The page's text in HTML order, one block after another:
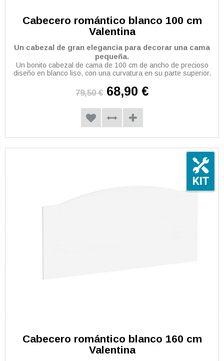
Cabecero romántico blanco 100 cm
Valentina
Un cabezal de gran elegancia para decorar una cama
pequeña.
Un bonito cabezal de cama de 100 cm de ancho de precioso
diseño en blanco liso, con una curvatura en su parte superior.
79,50 € 68,90 €
Cabecero romántico blanco 160 cm
Valentina